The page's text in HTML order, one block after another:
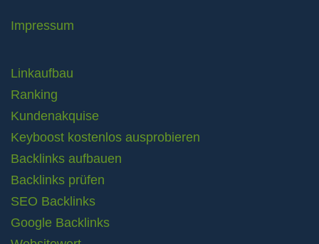
Impressum
Linkaufbau
Ranking
Kundenakquise
Keyboost kostenlos ausprobieren
Backlinks aufbauen
Backlinks prüfen
SEO Backlinks
Google Backlinks